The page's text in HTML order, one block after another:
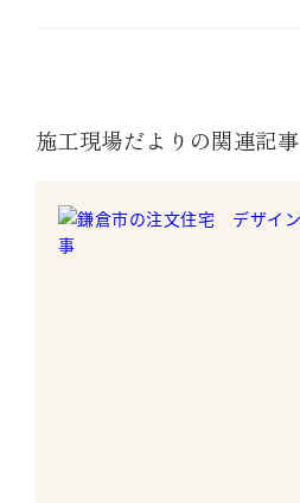
施工現場だよりの関連記事